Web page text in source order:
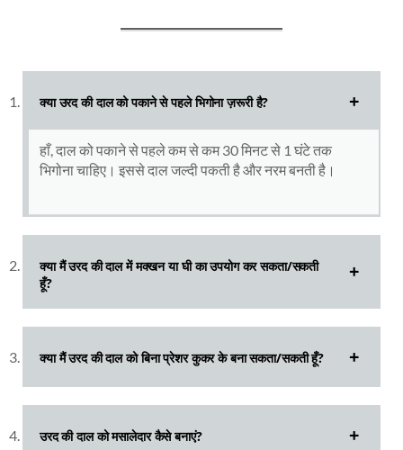
क्या उरद की दाल को पकाने से पहले भिगोना ज़रूरी है?
हाँ, दाल को पकाने से पहले कम से कम 30 मिनट से 1 घंटे तक
भिगोना चाहिए। इससे दाल जल्दी पकती है और नरम बनती है।
क्या मैं उरद की दाल में मक्खन या घी का उपयोग कर सकता/सकती
हूँ?
क्या मैं उरद की दाल को बिना प्रेशर कुकर के बना सकता/सकती हूँ?
उरद की दाल को मसालेदार कैसे बनाएं?